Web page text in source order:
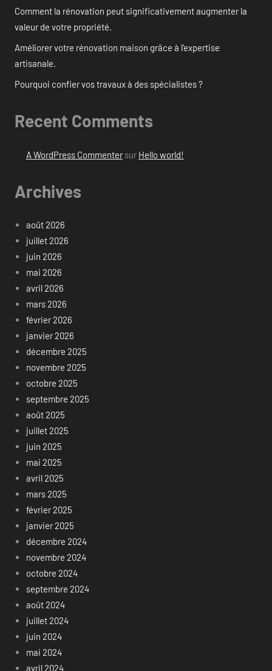
Comment la rénovation peut significativement augmenter la
valeur de votre propriété.
Améliorer votre rénovation maison grâce à l’expertise
artisanale.
Pourquoi confier vos travaux à des spécialistes ?
Recent Comments
A WordPress Commentersur Hello world!
Archives
août 2026
juillet 2026
juin 2026
mai 2026
avril 2026
mars 2026
février 2026
janvier 2026
décembre 2025
novembre 2025
octobre 2025
septembre 2025
août 2025
juillet 2025
juin 2025
mai 2025
avril 2025
mars 2025
février 2025
janvier 2025
décembre 2024
novembre 2024
octobre 2024
septembre 2024
août 2024
juillet 2024
juin 2024
mai 2024
avril 2024